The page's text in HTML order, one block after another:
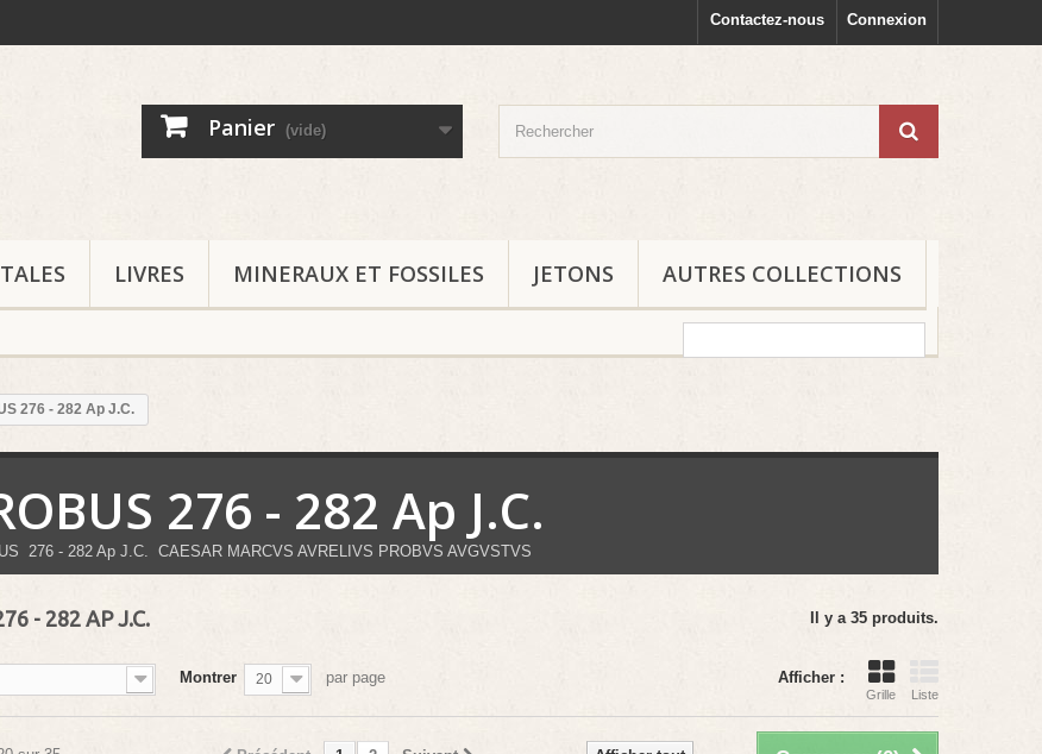
Connexion
Contactez-nous
Panier (vide)
LIVRES MINERAUX ET FOSSILES JETONS AUTRES COLLECTIONS
276 - 282 Ap J.C.
276 - 282 Ap J.C.
276 - 282 Ap J.C. CAESAR MARCVS AVRELIVS PROBVS AVGVSTVS
- 282 AP J.C. Il y a 35 produits.
Afficher :
Grille Liste
Montrer 20 par page